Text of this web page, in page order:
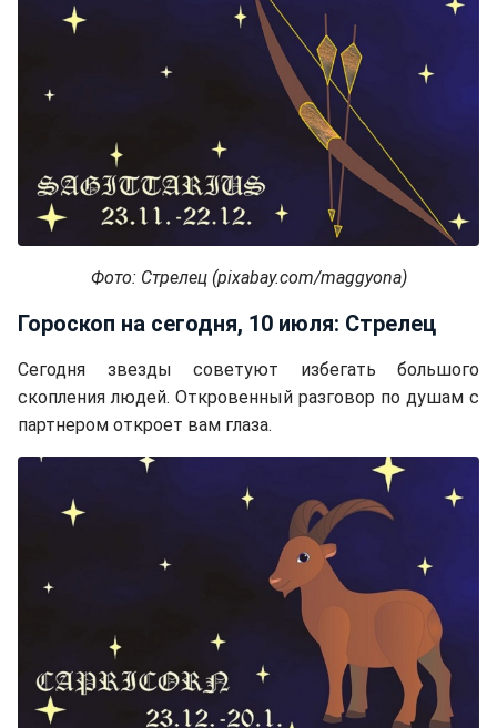
Фото: Стрелец (pixabay.com/maggyona)
Гороскоп на сегодня, 10 июля: Стрелец
Сегодня звезды советуют избегать большого
скопления людей. Откровенный разговор по душам с
партнером откроет вам глаза.